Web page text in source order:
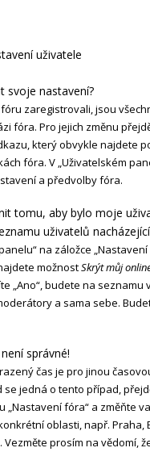
uživatele
svoje nastavení?
zaregistrovali, jsou
fóra. Pro jejich změnu
který obvykle najdete
fóra. V „Uživatelském
a předvolby fóra.
tomu, aby bylo moje
uživatelů
na záložce
možnostSkrýt můj
„Ano“, budete na seznamu
a sama sebe.
správné!
čas je pro jinou
se jedná o tento případ,
„Nastavení fóra“ a změňte
oblasti, např. Praha,
Vezměte prosím na vědomí,